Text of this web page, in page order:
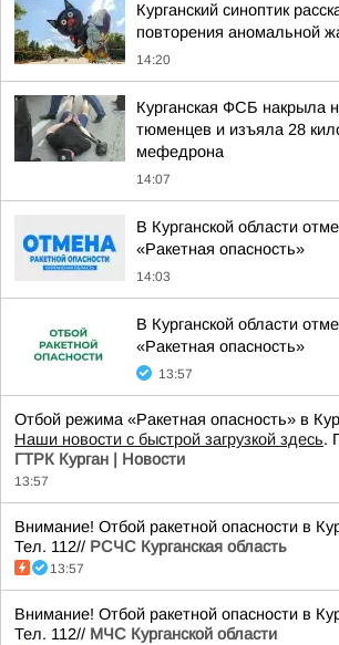
Курганский синоптик
повторения аномальной
14:20
Курганская ФСБ накрыла
тюменцев и изъяла 28
мефедрона
14:07
В Курганской области
«Ракетная опасность»
14:03
В Курганской области
«Ракетная опасность»
13:57
Отбой режима «Ракетная опасность» в
Наши новости с быстрой загрузкой здесь.
ГТРК Курган | Новости
13:57
Внимание! Отбой ракетной опасности в
Тел. 112// РСЧС Курганская область
13:57
Внимание! Отбой ракетной опасности в
Тел. 112// МЧС Курганской области